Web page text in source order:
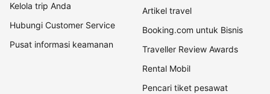
Kelola trip Anda
Hubungi Customer Service
Pusat informasi keamanan
Artikel travel
Booking.com untuk Bisnis
Traveller Review Awards
Rental Mobil
Pencari tiket pesawat